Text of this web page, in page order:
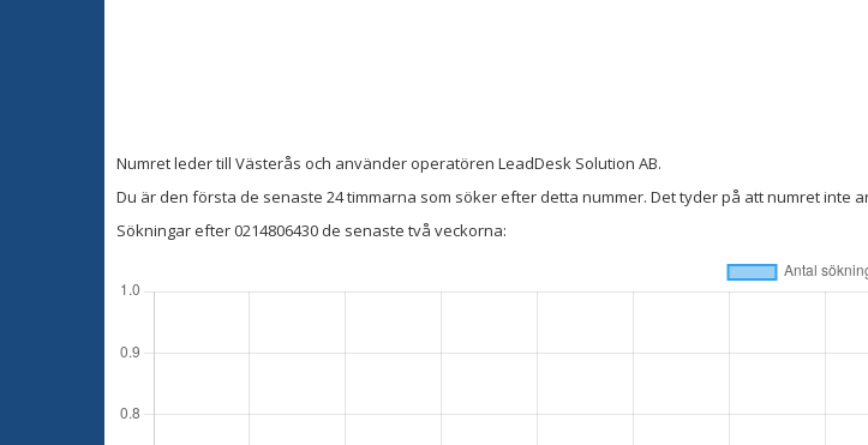
Numret leder till Västerås och använder operatören LeadDesk Solution AB.
Du är den första de senaste 24 timmarna som söker efter detta nummer. Det tyder på att numret inte
Sökningar efter 0214806430 de senaste två veckorna: